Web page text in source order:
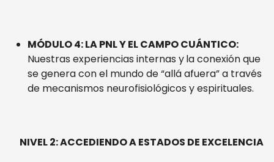
MÓDULO 4: LA PNL Y EL CAMPO CUÁNTICO:
Nuestras experiencias internas yla conexión que
se genera con el mundo de “allá afuera” a través
de mecanismos neurofisiológicos y espirituales.
NIVEL 2: ACCEDIENDO A ESTADOS DE EXCELENCIA